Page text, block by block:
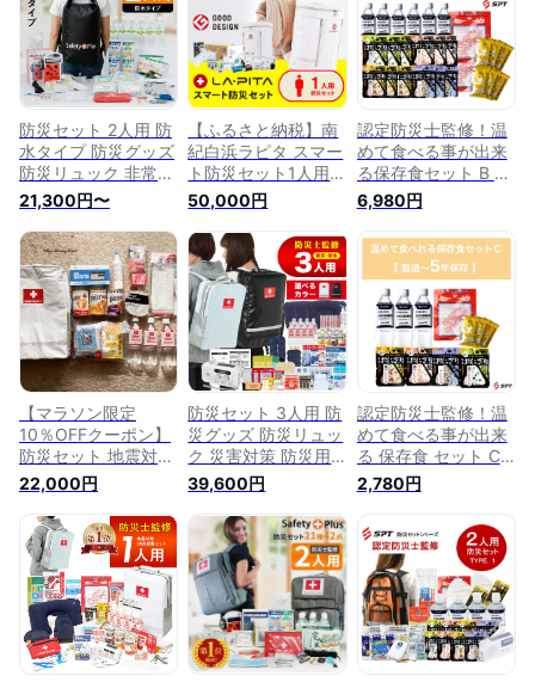
防災セット 2人用 防
水タイプ 防災グッズ
防災リュック 非常用
トイレ 簡易トイレ
非常食 防災士監修
災害対策 防災用品
避難グッズ 手回し懐
中電灯 ランタン 中
身 非常用持ち出し袋
保存食 保存水 緊急
避難セット 家族
21,300円〜
【ふるさと納税】南
紀白浜ラピタ スマー
ト防災セット1人用
防災セット 地震対策
避難セット 防災グッ
ズ 防災リュック 災
害対策 防災用品 保
存食 保存水 防災 非
常食 女性 一人用 1人
用 災害 避難グッズ
食品 ライト | 非常持
ち出し袋 非常用 備
蓄 避難袋 災害グッ
ズ 備蓄品
50,000円
認定防災士監修！温
めて食べる事が出来
る保存食セット B 防
災グッズ 防災セット
非常用持ち出し袋 非
常持ち出し袋 防災用
品 避難セット 防災
グッツ 災害 グッズ
防災リュック 地震
避難袋 非常用品 保
存水 非常食 保存食
6,980円
【マラソン限定
10％OFFクーポン】
防災セット 地震対策
30点避難セット 防
災グッズ 防災リュッ
ク 災害対策 防災用
品 保存食 保存水 簡
易トイレ 非常用トイ
レ 非常持出袋 防災
用品 防災 非常食 災
害 一人用 1人用 避難
グッズ 送料無料
22,000円
防災セット 3人用 防
災グッズ 防災リュッ
ク 災害対策 防災用
品 保存食 保存水 簡
易トイレ 非常用トイ
レ 非常持出袋 防災
用品 防災 非常食 女
性 災害 避難グッズ
送料無料 防水 防炎
非常食 家族 オシャ
レ
39,600円
認定防災士監修！温
めて食べる事が出来
る 保存食 セット C
防災グッズ 防災セッ
ト 非常用持ち出し袋
非常持ち出し袋 防災
用品 避難セット 防
災グッツ 災害 グッ
ズ 防災リュック 地
震 避難袋 非常用品
保存水 非常食
2,780円